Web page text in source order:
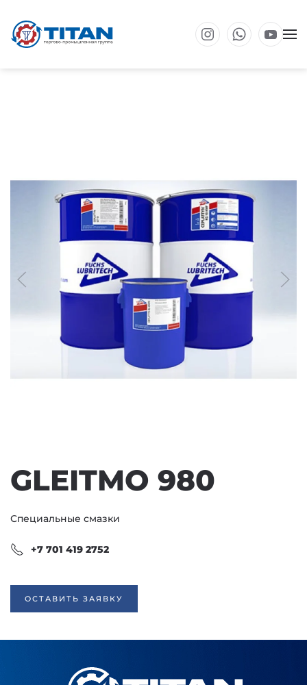
Перейти к основному содержанию
GLEITMO 980
Специальные смазки
+7 701 419 2752
ОСТАВИТЬ ЗАЯВКУ